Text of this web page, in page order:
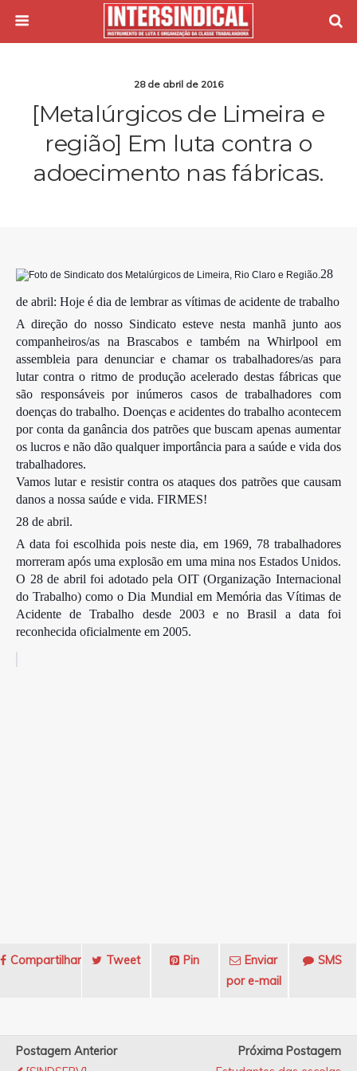
28 de abril de 2016
[Metalúrgicos de Limeira e
região] Em luta contra o
adoecimento nas fábricas.
28
de abril: Hoje é dia de lembrar as vítimas de acidente de trabalho
A direção do nosso Sindicato esteve nesta manhã junto aos
companheiros/as na Brascabos e também na Whirlpool em
assembleia para denunciar e chamar os trabalhadores/as para
lutar contra o ritmo de produção acelerado destas fábricas que
são responsáveis por inúmeros casos de trabalhadores com
doenças do trabalho. Doenças e acidentes do trabalho acontecem
por conta da ganância dos patrões que buscam apenas aumentar
os lucros e não dão qualquer importância para a saúde e vida dos
trabalhadores.
Vamos lutar e resistir contra os ataques dos patrões que causam
danos a nossa saúde e vida. FIRMES!
28 de abril.
A data foi escolhida pois neste dia, em 1969, 78 trabalhadores
morreram após uma explosão em uma mina nos Estados Unidos.
O 28 de abril foi adotado pela OIT (Organização Internacional
do Trabalho) como o Dia Mundial em Memória das Vítimas de
Acidente de Trabalho desde 2003 e no Brasil a data foi
reconhecida oficialmente em 2005.
Compartilhar Tweet Pin
Enviar
por e-mail
SMS
Postagem Anterior
Próxima Postagem